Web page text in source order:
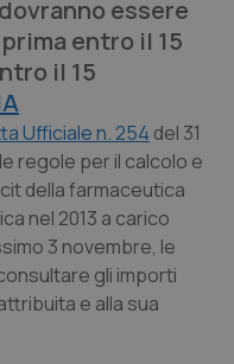
essere
entro il 15
il 15
Ufficiale n. 254 del 31
regole per il calcolo e
della farmaceutica
nel 2013 a carico
3 novembre, le
gli importi
e alla sua